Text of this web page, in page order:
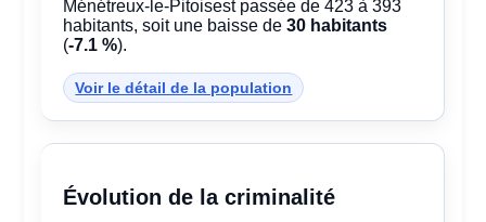
Ménétreux-le-Pitoisest passée de 423 à 393
habitants, soit une baisse de30 habitants
(-7.1 %).
Voir le détail de la population
Évolution de la criminalité